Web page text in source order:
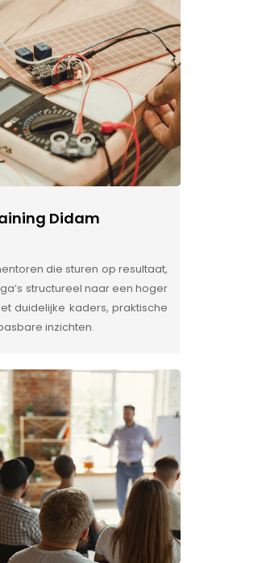
Didam
die sturen op resultaat,
structureel naar een hoger
duidelijke kaders, praktische
inzichten.